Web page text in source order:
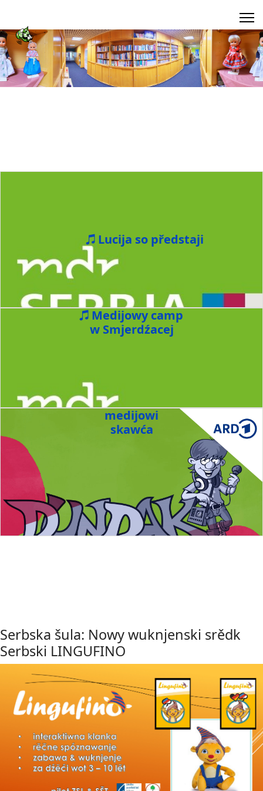
Lucija so předstaji
Medijowy camp
w Smjerdźacej
medijowi
skawća
Serbska šula: Nowy wuknjenski srědk
Serbski LINGUFINO